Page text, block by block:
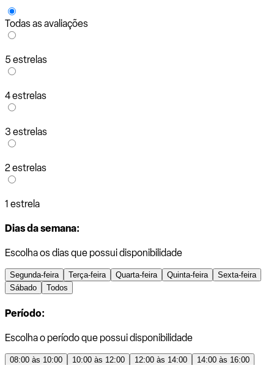
Todas as avaliações
5 estrelas
4 estrelas
3 estrelas
2 estrelas
1 estrela
Dias da semana:
Escolha os dias que possui disponibilidade
Segunda-feira Terça-feira Quarta-feira Quinta-feira
Sexta-feira
Sábado
Todos
Período:
Escolha o período que possui disponibilidade
08:00 às 10:00 10:00 às 12:00 12:00 às 14:00
14:00 às 16:00